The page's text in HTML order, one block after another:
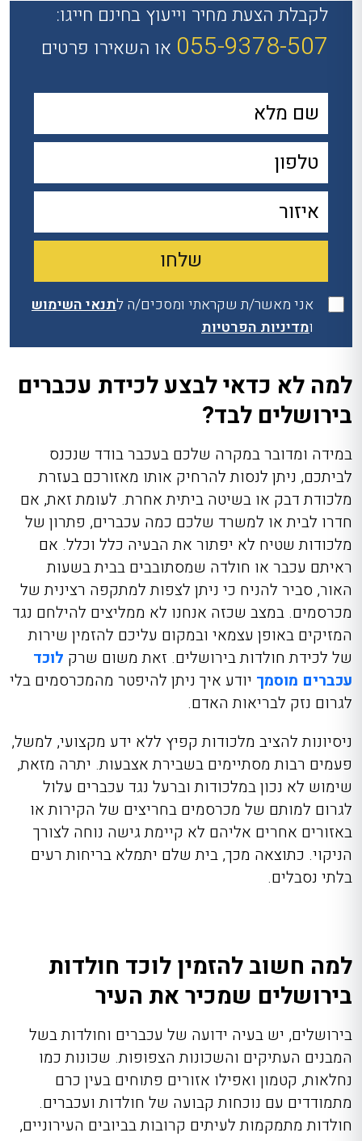
לקבלת הצעת מחיר וייעוץ בחינם חייגו:
055-9378-507 או השאירו פרטים
אני מאשר/ת שקראתי ומסכים/ה לתנאי השימוש
ומדיניות הפרטיות
למה לא כדאי לבצע לכידת עכברים
בירושלים לבד?
במידה ומדובר במקרה שלכם בעכבר בודד שנכנס
לביתכם, ניתן לנסות להרחיק אותו מאזורכם בעזרת
מלכודת דבק או בשיטה ביתית אחרת. לעומת זאת, אם
חדרו לבית או למשרד שלכם כמה עכברים, פתרון של
מלכודות שטיח לא יפתור את הבעיה כלל וכלל. אם
ראיתם עכבר או חולדה שמסתובבים בבית בשעות
האור, סביר להניח כי ניתן לצפות למתקפה רצינית של
מכרסמים. במצב שכזה אנחנו לא ממליצים להילחם נגד
המזיקים באופן עצמאי ובמקום עליכם להזמין שירות
של לכידת חולדות בירושלים. זאת משום שרק לוכד
עכברים מוסמך יודע איך ניתן להיפטר מהמכרסמים בלי
לגרום נזק לבריאות האדם.
ניסיונות להציב מלכודות קפיץ ללא ידע מקצועי, למשל,
פעמים רבות מסתיימים בשבירת אצבעות. יתרה מזאת,
שימוש לא נכון במלכודות וברעל נגד עכברים עלול
לגרום למותם של מכרסמים בחריצים של הקירות או
באזורים אחרים אליהם לא קיימת גישה נוחה לצורך
הניקוי. כתוצאה מכך, בית שלם יתמלא בריחות רעים
בלתי נסבלים.
למה חשוב להזמין לוכד חולדות
בירושלים שמכיר את העיר
בירושלים, יש בעיה ידועה של עכברים וחולדות בשל
המבנים העתיקים והשכונות הצפופות. שכונות כמו
נחלאות, קטמון ואפילו אזורים פתוחים בעין כרם
מתמודדים עם נוכחות קבועה של חולדות ועכברים.
חולדות מתמקמות לעיתים קרובות בביובים העירוניים,